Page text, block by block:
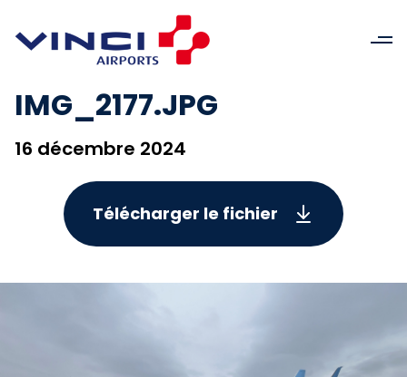
IMG_2177.JPG
16 décembre 2024
Télécharger le fichier